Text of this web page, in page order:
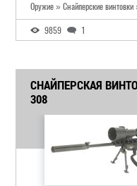
Оружие » Снайперские
9859 1
СНАЙПЕРСКАЯ
308